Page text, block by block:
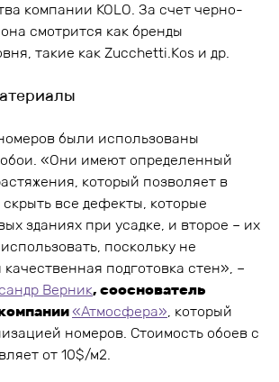
компании KOLO. За счет черно-
смотрится как бренды
такие как Zucchetti.Kos и др.
были использованы
«Они имеют определенный
который позволяет в
все дефекты, которые
зданиях при усадке, и второе – их
поскольку не
качественная подготовка стен», –
Верник, сооснователь
«Атмосфера», который
номеров. Стоимость обоев с
от 10$/м2.